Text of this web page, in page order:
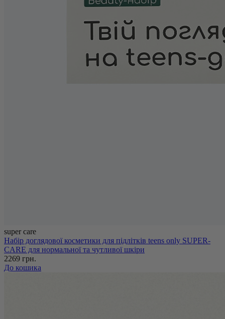
super care
Набір доглядової косметики для підлітків teens only SUPER-
CARE для нормальної та чутливої шкіри
2269 грн.
До кошика